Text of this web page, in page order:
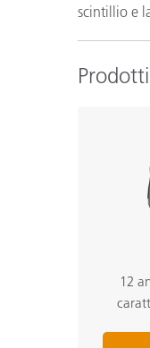
scintillio e
12